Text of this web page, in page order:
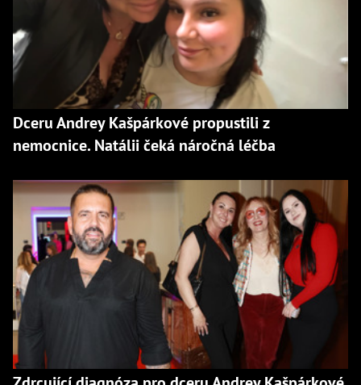
Dceru Andrey Kašpárkové propustili z
nemocnice. Natálii čeká náročná léčba